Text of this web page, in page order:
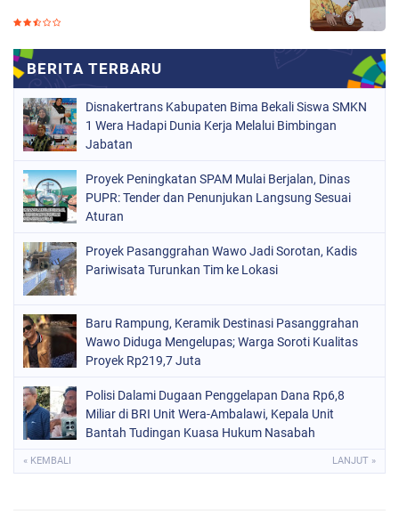
Disnakertrans Kabupaten Bima Bekali Siswa SMKN
1 Wera Hadapi Dunia Kerja Melalui Bimbingan
Jabatan
Proyek Peningkatan SPAM Mulai Berjalan, Dinas
PUPR: Tender dan Penunjukan Langsung Sesuai
Aturan
Proyek Pasanggrahan Wawo Jadi Sorotan, Kadis
Pariwisata Turunkan Tim ke Lokasi
Baru Rampung, Keramik Destinasi Pasanggrahan
Wawo Diduga Mengelupas; Warga Soroti Kualitas
Proyek Rp219,7 Juta
Polisi Dalami Dugaan Penggelapan Dana Rp6,8
Miliar di BRI Unit Wera-Ambalawi, Kepala Unit
Bantah Tudingan Kuasa Hukum Nasabah
« KEMBALI LANJUT »